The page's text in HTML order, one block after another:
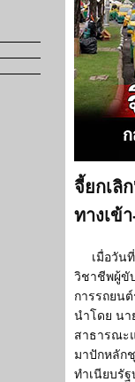
จี้ยกเลิ
ทางเข้
เมื่อวัน
วิชาชีพผู้ขั
การรถยน
นำโดย น
สาธารณะ
มาปักหลัก
ทำเนียบรั